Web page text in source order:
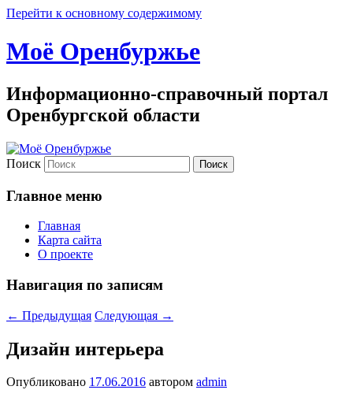
Перейти к основному содержимому
Моё Оренбуржье
Информационно-справочный портал
Оренбургской области
Поиск
Главное меню
Главная
Карта сайта
О проекте
Навигация по записям
← Предыдущая Следующая →
Дизайн интерьера
Опубликовано 17.06.2016 автором admin